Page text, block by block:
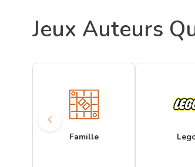
Jeux Auteurs
Famille